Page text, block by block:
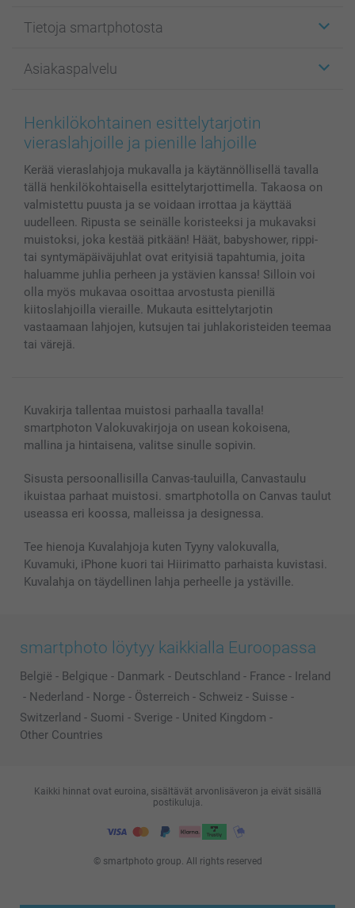
Kuvakortit
Kuvakirjat
Valokuvat, Julisteet & Taskukirjat
Kännykkä & Tabletti
Kuvakalenterit & Päivyrit
Valokuvakehykset & Lisätarvikkeet
Lahjakortti
Kaikki kuvatuotteet
Tietoja smartphotosta
Affiliate ohjelma
Evästekäytäntö
Sivukartta
Investor Relations
Asiakaspalvelu
100% tyytyväisyystakuu
smartbonus
Tilausten tila
Henkilökohtainen esittelytarjotin
vieraslahjoille ja pienille lahjoille
Kerää vieraslahjoja mukavalla ja käytännöllisellä tavalla
tällä henkilökohtaisella esittelytarjottimella. Takaosa on
valmistettu puusta ja se voidaan irrottaa ja käyttää
uudelleen. Ripusta se seinälle koristeeksi ja mukavaksi
muistoksi, joka kestää pitkään! Häät, babyshower, rippi-
tai syntymäpäiväjuhlat ovat erityisiä tapahtumia, joita
haluamme juhlia perheen ja ystävien kanssa! Silloin voi
olla myös mukavaa osoittaa arvostusta pienillä
kiitoslahjoilla vieraille. Mukauta esittelytarjotin
vastaamaan lahjojen, kutsujen tai juhlakoristeiden teemaa
tai värejä.
Kuvakirja tallentaa muistosi parhaalla tavalla!
smartphoton Valokuvakirjoja on usean kokoisena,
mallina ja hintaisena, valitse sinulle sopivin.
Sisusta persoonallisilla Canvas-tauluilla, Canvastaulu
ikuistaa parhaat muistosi. smartphotolla on Canvas taulut
useassa eri koossa, malleissa ja designessa.
Tee hienoja Kuvalahjoja kuten Tyyny valokuvalla,
Kuvamuki, iPhone kuori tai Hiirimatto parhaista kuvistasi.
Kuvalahja on täydellinen lahja perheelle ja ystäville.
smartphoto löytyy kaikkialla Euroopassa
België - Belgique - Danmark - Deutschland - France - Ireland
- Nederland - Norge - Österreich - Schweiz - Suisse -
Switzerland - Suomi - Sverige - United Kingdom -
Other Countries
© smartphoto group. All rights reserved
Kaikki hinnat ovat euroina, sisältävät arvonlisäveron ja eivät sisällä
postikuluja.